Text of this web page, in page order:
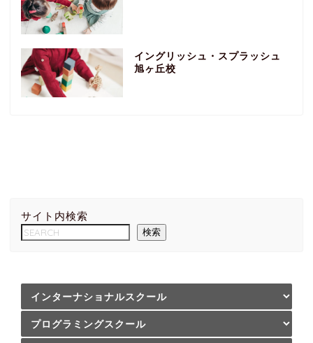
イングリッシュ・スプラッシュ
旭ヶ丘校
サイト内検索
検索